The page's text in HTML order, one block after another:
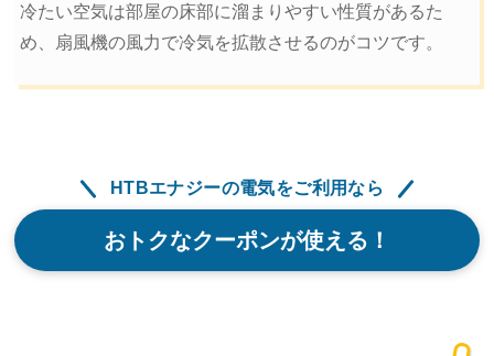
冷たい空気は部屋の床部に溜まりやすい性質があるた
め、扇風機の風力で冷気を拡散させるのがコツです。
HTBエナジーの電気をご利用なら
おトクなクーポンが使える！